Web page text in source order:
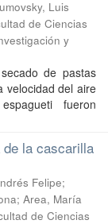
Luis
de Ciencias
y
de pastas
velocidad del aire
fueron
la cascarilla
Felipe;
Area, María
de Ciencias